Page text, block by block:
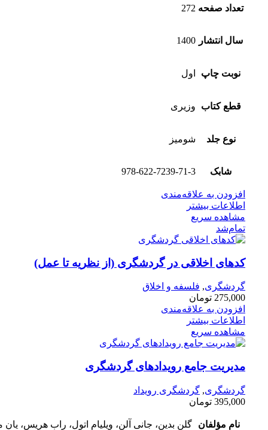
تعداد صفحه 272
سال انتشار 1400
نوبت چاپ اول
قطع کتاب وزیری
نوع جلد شومیز
شابک 978-622-7239-71-3
افزودن به علاقه‌مندی
اطلاعات بیشتر
مشاهده سریع
تمام‌شد
کدهای اخلاقی در گردشگری (از نظریه تا عمل)
گردشگری, فلسفه و اخلاق
275,000 تومان
افزودن به علاقه‌مندی
اطلاعات بیشتر
مشاهده سریع
مدیریت جامع رویدادهای گردشگری
گردشگری, گردشگری رویداد
395,000 تومان
نام مؤلفان گلن بدین، جانی آلن، ویلیام اتول، راب هریس، یان